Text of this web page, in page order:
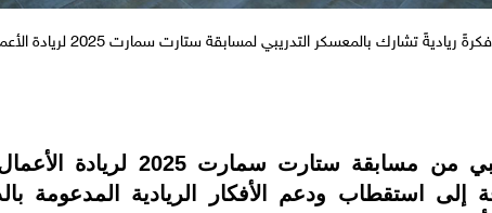
تأهلت 40 فكرة ريادية
إلى استقطاب ودعم الأفكار الريادية المدعومة